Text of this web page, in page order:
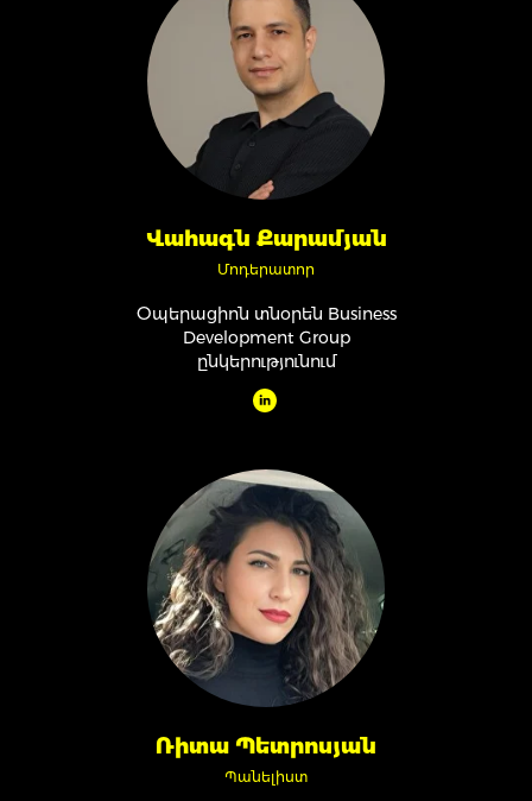
Վահագն Քարամյան
Մոդերատոր
Օպերացիոն տնօրեն Business
Development Group
ընկերությունում
Ռիտա Պետրոսյան
Պանելիստ